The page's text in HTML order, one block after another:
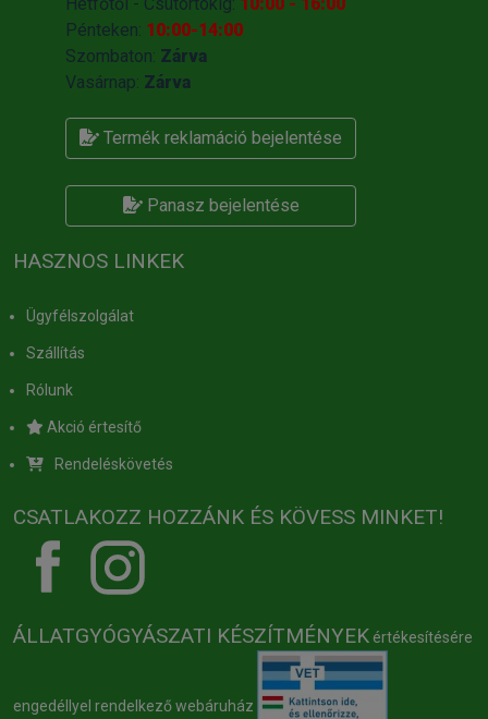
Pénteken: 10:00-14:00
Szombaton: Zárva
Vasárnap: Zárva
Termék reklamáció bejelentése
Panasz bejelentése
HASZNOS LINKEK
Ügyfélszolgálat
Szállítás
Rólunk
Akció értesítő
Rendeléskövetés
CSATLAKOZZ HOZZÁNK ÉS KÖVESS MINKET!
ÁLLATGYÓGYÁSZATI KÉSZÍTMÉNYEK értékesítésére
engedéllyel rendelkező webáruház